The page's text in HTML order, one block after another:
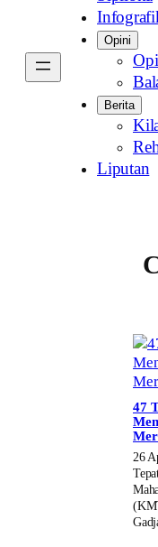
Opini
Berita
Liputan
47
26